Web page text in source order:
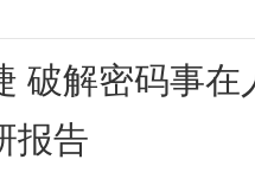
破解密码事
报告